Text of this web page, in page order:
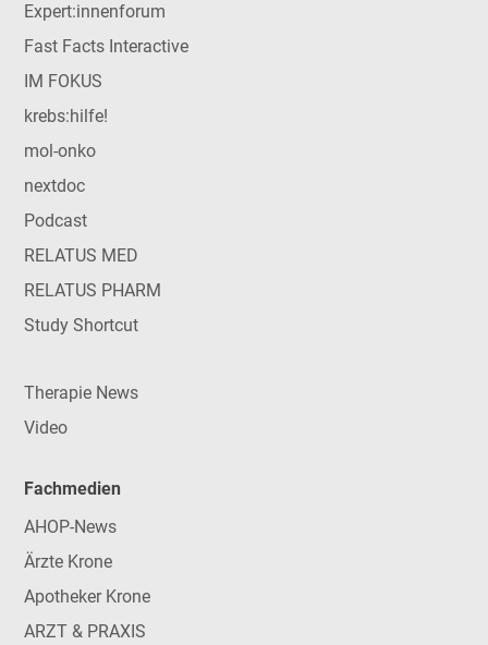
Expert:innenforum
Fast Facts Interactive
IM FOKUS
krebs:hilfe!
mol-onko
nextdoc
Podcast
RELATUS MED
RELATUS PHARM
Study Shortcut
Therapie News
Video
Fachmedien
AHOP-News
Ärzte Krone
Apotheker Krone
ARZT & PRAXIS